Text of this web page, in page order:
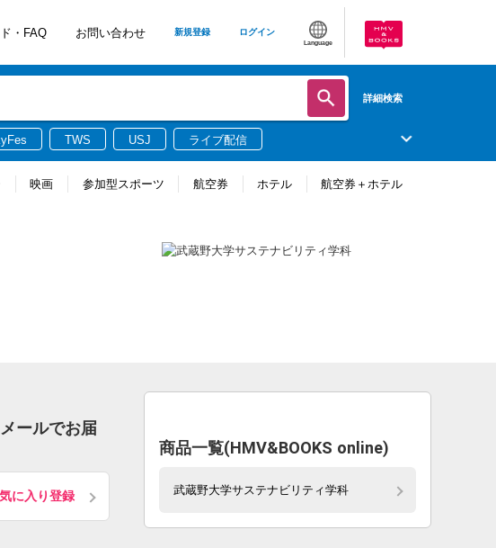
・FAQ お問い合わせ 新規登録 ログイン
Language
詳細検索
TWS USJ ライブ配信
映画 参加型スポーツ 航空券 ホテル 航空券＋ホテル
ールでお届
に入り登録
商品一覧(HMV&BOOKS online)
武蔵野大学サステナビリティ学科